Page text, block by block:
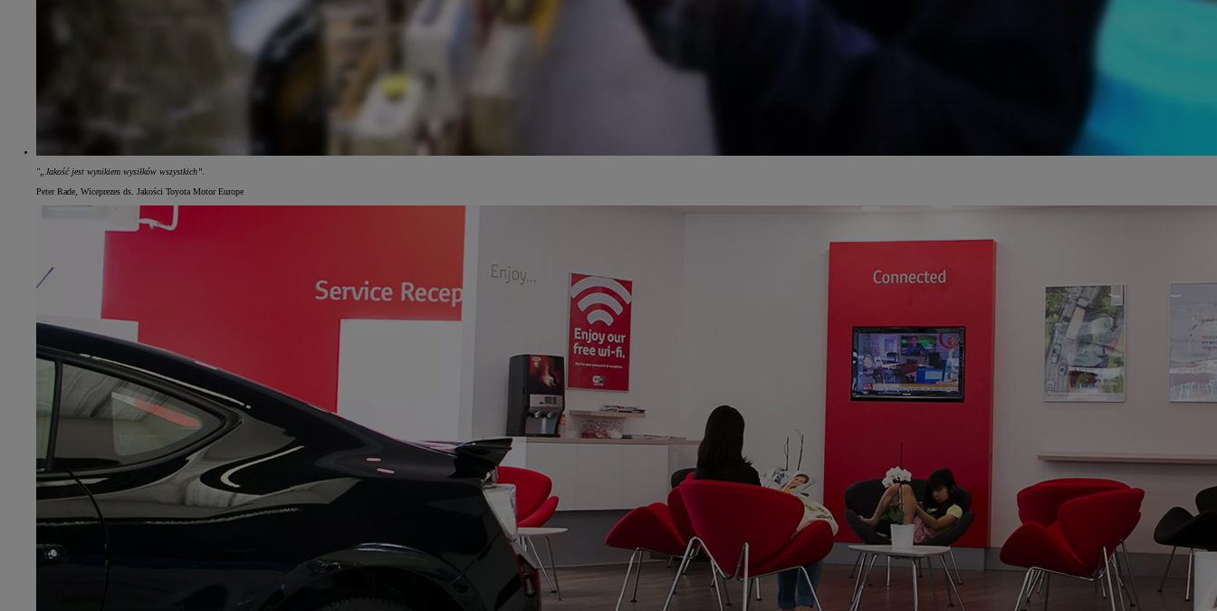
"„Jakość jest wynikiem wysiłków wszystkich”.
Peter Rade, Wiceprezes ds. Jakości Toyota Motor Europe